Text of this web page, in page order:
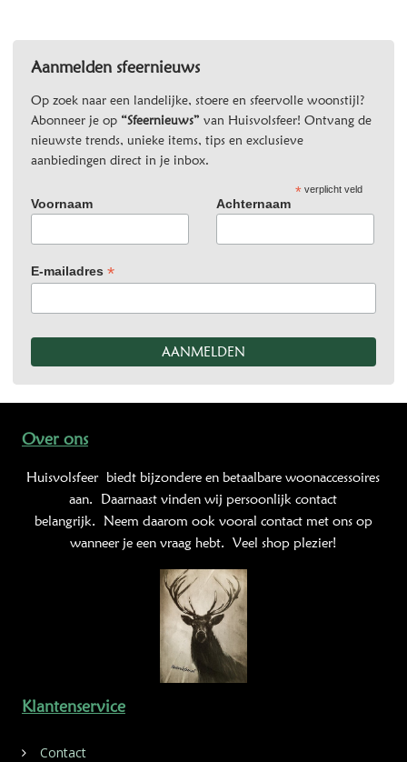
Aanmelden sfeernieuws
Op zoek naar een landelijke, stoere en sfeervolle woonstijl?
Abonneer je op “Sfeernieuws” van Huisvolsfeer! Ontvang de
nieuwste trends, unieke items, tips en exclusieve
aanbiedingen direct in je inbox.
*verplicht veld
Voornaam Achternaam
E-mailadres *
Over ons
Huisvolsfeer biedt bijzondere en betaalbare woonaccessoires
aan. Daarnaast vinden wij persoonlijk contact
belangrijk. Neem daarom ook vooral contact met ons op
wanneer je een vraag hebt. Veel shop plezier!
Klantenservice
Contact